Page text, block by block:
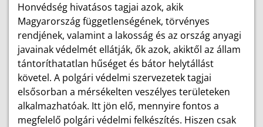
Honvédség hivatásos tagjai azok, akik
Magyarország függetlenségének, törvényes
rendjének, valamint a lakosság és az ország anyagi
javainak védelmét ellátják, ők azok, akiktől az állam
tántoríthatatlan hűséget és bátor helytállást
követel. A polgári védelmi szervezetek tagjai
elsősorban a mérsékelten veszélyes területeken
alkalmazhatóak. Itt jön elő, mennyire fontos a
megfelelő polgári védelmi felkészítés. Hiszen csak